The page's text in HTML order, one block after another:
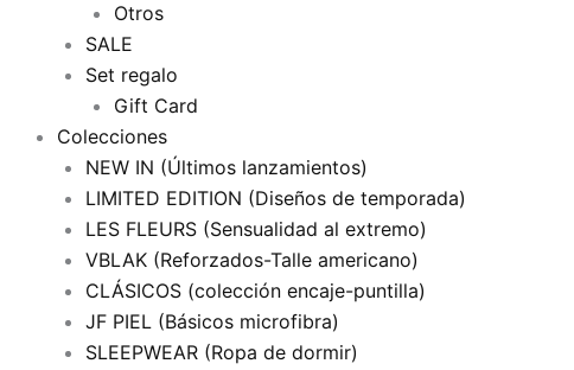
Otros
SALE
Set regalo
Gift Card
Colecciones
NEW IN (Últimos lanzamientos)
LIMITED EDITION (Diseños de temporada)
LES FLEURS (Sensualidad al extremo)
VBLAK (Reforzados-Talle americano)
CLÁSICOS (colección encaje-puntilla)
JF PIEL (Básicos microfibra)
SLEEPWEAR (Ropa de dormir)